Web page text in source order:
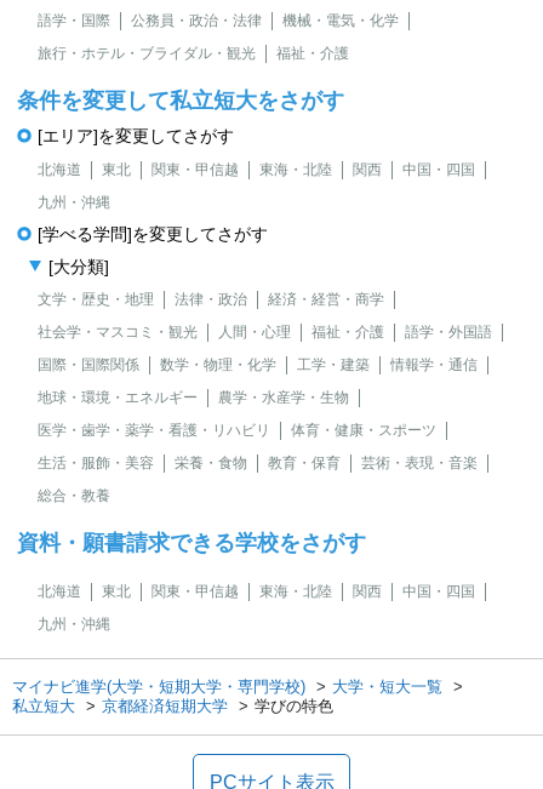
語学・国際 公務員・政治・法律
機械・電気・化学
旅行・ホテル・ブライダル・観光
福祉・介護
条件を変更して私立短大をさがす
[エリア]を変更してさがす
北海道 東北 関東・甲信越 東海・北陸 関西
中国・四国
九州・沖縄
[学べる学問]を変更してさがす
[大分類]
文学・歴史・地理 法律・政治
経済・経営・商学
社会学・マスコミ・観光
人間・心理 福祉・介護
語学・外国語
国際・国際関係
数学・物理・化学 工学・建築
情報学・通信
地球・環境・エネルギー
農学・水産学・生物
医学・歯学・薬学・看護・リハビリ
体育・健康・スポーツ
生活・服飾・美容
栄養・食物 教育・保育
芸術・表現・音楽
総合・教養
資料・願書請求できる学校をさがす
北海道 東北 関東・甲信越 東海・北陸 関西
中国・四国
九州・沖縄
マイナビ進学(大学・短期大学・専門学校)
大学・短大一覧
私立短大
京都経済短期大学 学びの特色
PCサイト表示